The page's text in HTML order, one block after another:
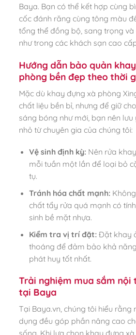
Baya. Bạn có thể kết hợp cùng
cốc đánh răng cùng tông màu
tổng thể đồng bộ, sang trọng và
như trong các khách sạn cao
Hướng dẫn bảo quản
phòng bền đẹp theo thời
Mặc dù khay đựng xà phòng
chất liệu bền bỉ, nhưng để giữ
sáng bóng như mới, bạn nên
nhỏ từ chuyên gia của chúng tôi:
Vệ sinh định kỳ:Nên rửa
mỗi tuần một lần để loại bỏ
tụ.
Tránh hóa chất mạnh:Không
chất tẩy rửa quá mạnh có
sinh bề mặt nhựa.
Kiểm tra vị trí đặt:Đặt khay
thoáng để đảm bảo khả
phát huy tốt nhất.
Trải nghiệm mua sắm
tại Baya
Tại Baya.vn, chúng tôi hiểu rằng
dụng đều góp phần nâng cao